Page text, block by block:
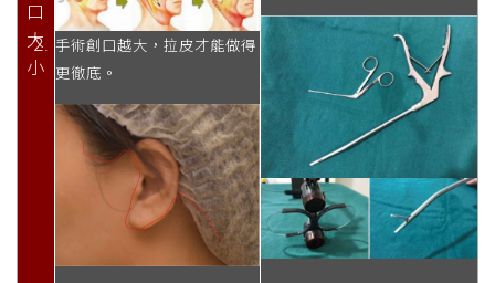
口
大
小
手術創口越大，拉皮才能做得
更徹底。